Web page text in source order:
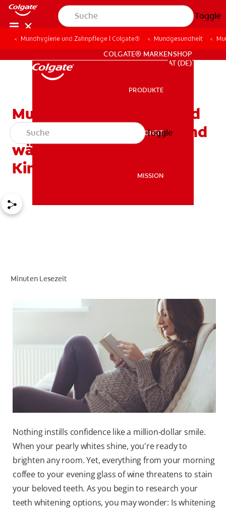
Toggle
MISSION
COLGATE® MARKENSHOP
AT (DE)
FÜR FACHKREISE
COLGATE® MARKENSHOP
AT (DE)
PRODUKTE
MUNDGESUNDHEIT
MISSION
Toggle
Mundhygiene und Zahnpflege | Colgate® Mundgesundheit
Mundgesundheit während
der Schwangerschaft – und
während der frühen
Kindheit
Minuten Lesezeit
Nothing instills confidence like a million-dollar smile.
When your pearly whites shine, you're ready to
brighten any room. Yet, everything from your morning
coffee to your evening glass of wine threatens to stain
your beloved teeth. As you begin to research your
teeth whitening options, you may wonder: Is whitening